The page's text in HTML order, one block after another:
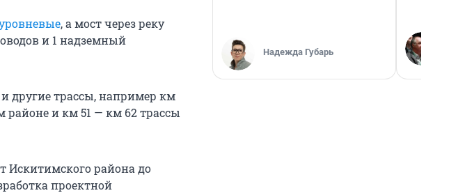
, а мост через реку
и 1 надземный
другие трассы, например км
районе и км 51 — км 62 трассы
Искитимского района до
проектной
Надежда Губарь